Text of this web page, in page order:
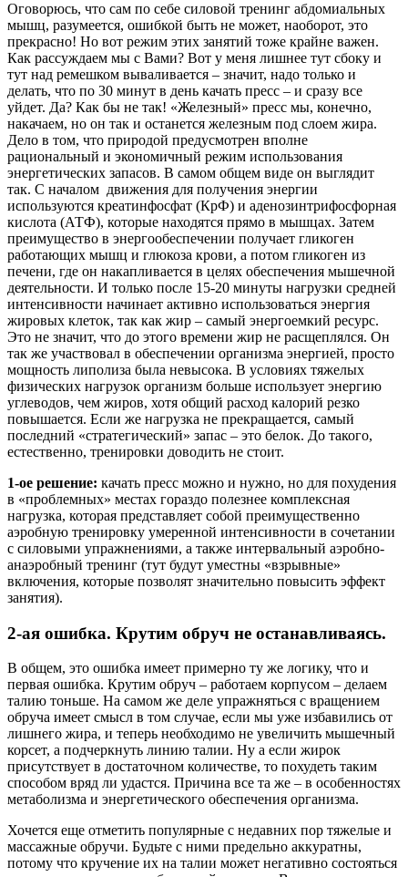
Оговорюсь, что сам по себе силовой тренинг абдомиальных
мышц, разумеется, ошибкой быть не может, наоборот, это
прекрасно! Но вот режим этих занятий тоже крайне важен.
Как рассуждаем мы с Вами? Вот у меня лишнее тут сбоку и
тут над ремешком вываливается – значит, надо только и
делать, что по 30 минут в день качать пресс – и сразу все
уйдет. Да? Как бы не так! «Железный» пресс мы, конечно,
накачаем, но он так и останется железным под слоем жира.
Дело в том, что природой предусмотрен вполне
рациональный и экономичный режим использования
энергетических запасов. В самом общем виде он выглядит
так. С началом движения для получения энергии
используются креатинфосфат (КрФ) и аденозинтрифосфорная
кислота (АТФ), которые находятся прямо в мышцах. Затем
преимущество в энергообеспечении получает гликоген
работающих мышц и глюкоза крови, а потом гликоген из
печени, где он накапливается в целях обеспечения мышечной
деятельности. И только после 15-20 минуты нагрузки средней
интенсивности начинает активно использоваться энергия
жировых клеток, так как жир – самый энергоемкий ресурс.
Это не значит, что до этого времени жир не расщеплялся. Он
так же участвовал в обеспечении организма энергией, просто
мощность липолиза была невысока. В условиях тяжелых
физических нагрузок организм больше использует энергию
углеводов, чем жиров, хотя общий расход калорий резко
повышается. Если же нагрузка не прекращается, самый
последний «стратегический» запас – это белок. До такого,
естественно, тренировки доводить не стоит.
1-ое решение: качать пресс можно и нужно, но для похудения
в «проблемных» местах гораздо полезнее комплексная
нагрузка, которая представляет собой преимущественно
аэробную тренировку умеренной интенсивности в сочетании
с силовыми упражнениями, а также интервальный аэробно-
анаэробный тренинг (тут будут уместны «взрывные»
включения, которые позволят значительно повысить эффект
занятия).
2-ая ошибка. Крутим обруч не останавливаясь.
В общем, это ошибка имеет примерно ту же логику, что и
первая ошибка. Крутим обруч – работаем корпусом – делаем
талию тоньше. На самом же деле упражняться с вращением
обруча имеет смысл в том случае, если мы уже избавились от
лишнего жира, и теперь необходимо не увеличить мышечный
корсет, а подчеркнуть линию талии. Ну а если жирок
присутствует в достаточном количестве, то похудеть таким
способом вряд ли удастся. Причина все та же – в особенностях
метаболизма и энергетического обеспечения организма.
Хочется еще отметить популярные с недавних пор тяжелые и
массажные обручи. Будьте с ними предельно аккуратны,
потому что кручение их на талии может негативно состояться